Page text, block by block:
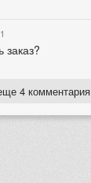
заказ?
4 комментария